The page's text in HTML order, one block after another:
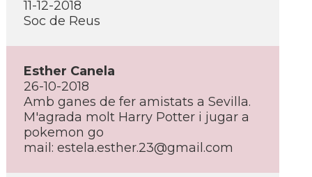
11-12-2018
Soc de Reus
Esther Canela
26-10-2018
Amb ganes de fer amistats a Sevilla.
M'agrada molt Harry Potter i jugar a
pokemon go
mail: estela.esther.23@gmail.com